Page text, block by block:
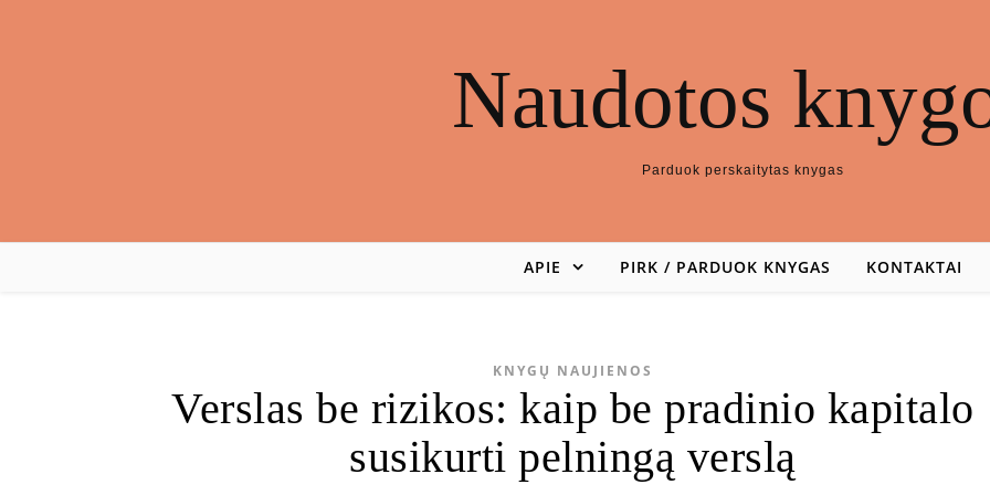
Naudotos
Parduok perskaitytas knygas
APIE PIRK / PARDUOK KNYGAS KONTAKTAI
KNYGŲ NAUJIENOS
Verslas be rizikos: kaip be pradinio kapitalo
susikurti pelningą verslą